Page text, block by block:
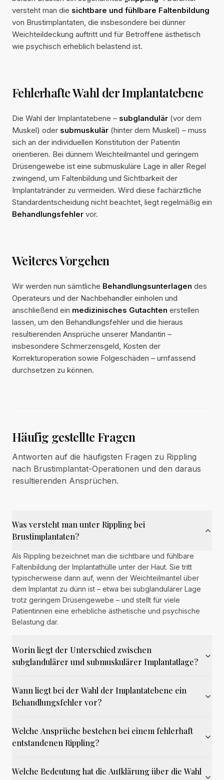
versteht man die sichtbare und fühlbare Faltenbildung
von Brustimplantaten, die insbesondere bei dünner
Weichteildeckung auftritt und für Betroffene ästhetisch
wie psychisch erheblich belastend ist.
Fehlerhafte Wahl der Implantatebene
Die Wahl der Implantatebene – subglandulär (vor dem
Muskel) oder submuskulär (hinter dem Muskel) – muss
sich an der individuellen Konstitution der Patientin
orientieren. Bei dünnem Weichteilmantel und geringem
Drüsengewebe ist eine submuskuläre Lage in aller Regel
zwingend, um Faltenbildung und Sichtbarkeit der
Implantatränder zu vermeiden. Wird diese fachärztliche
Standardentscheidung nicht beachtet, liegt regelmäßig ein
Behandlungsfehler vor.
Weiteres Vorgehen
Wir werden nun sämtliche Behandlungsunterlagen des
Operateurs und der Nachbehandler einholen und
anschließend ein medizinisches Gutachten erstellen
lassen, um den Behandlungsfehler und die hieraus
resultierenden Ansprüche unserer Mandantin –
insbesondere Schmerzensgeld, Kosten der
Korrekturoperation sowie Folgeschäden – umfassend
durchsetzen zu können.
Häufig gestellte Fragen
Antworten auf die häufigsten Fragen zu Rippling
nach Brustimplantat-Operationen und den daraus
resultierenden Ansprüchen.
Was versteht man unter Rippling bei
Brustimplantaten?
Als Rippling bezeichnet man die sichtbare und fühlbare
Faltenbildung der Implantathülle unter der Haut. Sie tritt
typischerweise dann auf, wenn der Weichteilmantel über
dem Implantat zu dünn ist – etwa bei subglandulärer Lage
trotz geringem Drüsengewebe – und stellt für viele
Patientinnen eine erhebliche ästhetische und psychische
Belastung dar.
Worin liegt der Unterschied zwischen
subglandulärer und submuskulärer Implantatlage?
Wann liegt bei der Wahl der Implantatebene ein
Behandlungsfehler vor?
Welche Ansprüche bestehen bei einem fehlerhaft
entstandenen Rippling?
Welche Bedeutung hat die Aufklärung über die Wahl